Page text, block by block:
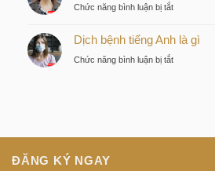
nhà
tư
gì
Chức năng bình luận bị tắtở
dịch
Dịch bệnh tiếng Anh là gì
Chức năng bình luận bị tắtở
là
ĐĂNG KÝ NGAY